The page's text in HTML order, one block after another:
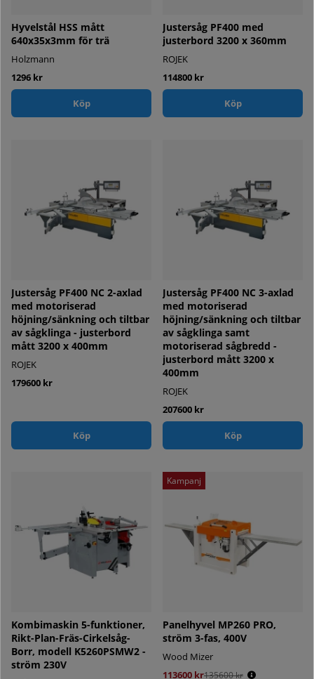
Hyvelstål HSS mått
640x35x3mm för trä
Holzmann
1296 kr
Köp
Justersåg PF400 med
justerbord 3200 x 360mm
ROJEK
114800 kr
Köp
Justersåg PF400 NC 2-axlad
med motoriserad
höjning/sänkning och tiltbar
av sågklinga - justerbord
mått 3200 x 400mm
ROJEK
179600 kr
Köp
Justersåg PF400 NC 3-axlad
med motoriserad
höjning/sänkning och tiltbar
av sågklinga samt
motoriserad sågbredd -
justerbord mått 3200 x
400mm
ROJEK
207600 kr
Köp
Kombimaskin 5-funktioner,
Rikt-Plan-Fräs-Cirkelsåg-
Borr, modell K5260PSMW2 -
ström 230V
Kampanj
Panelhyvel MP260 PRO,
ström 3-fas, 400V
Wood Mizer
113600 kr
Ordinarie pris:135600 kr